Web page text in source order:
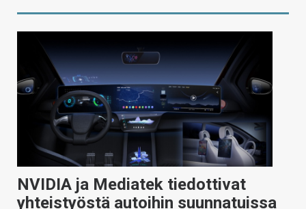
NVIDIA ja Mediatek tiedottivat
yhteistyöstä autoihin suunnatuissa